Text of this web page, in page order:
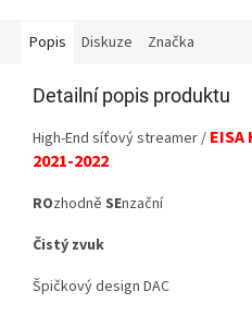
Popis Diskuze Značka
Detailní popis produktu
High-End síťový streamer / EISA
2021-2022
ROzhodně SEnzační
Čistý zvuk
Špičkový design DAC